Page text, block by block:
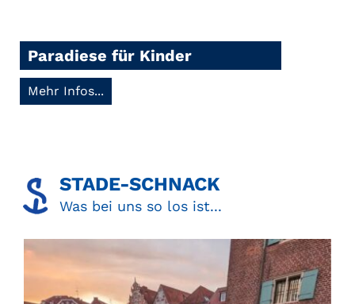
Paradiese für Kinder
Mehr Infos...
STADE-SCHNACK​
Was bei uns so los ist...